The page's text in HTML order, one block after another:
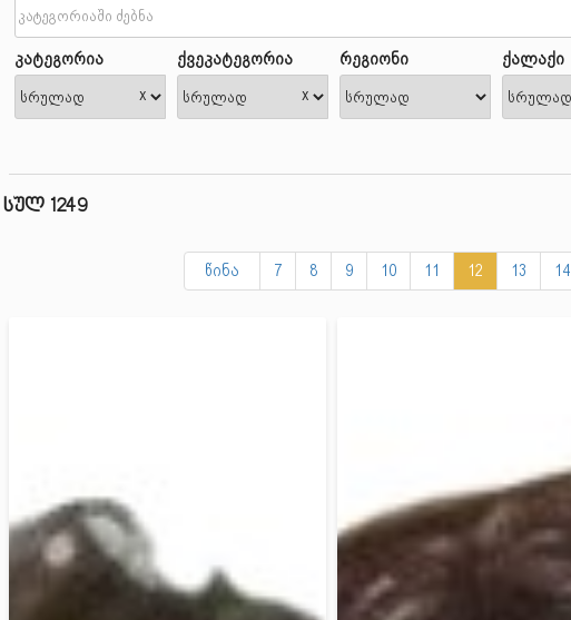
კატეგორია
x
ქვეკატეგორია
x
რეგიონი ქალაქი
სულ 1249
წინა 7 8 9 10 11 12 13 14